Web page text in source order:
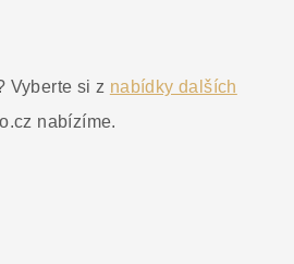
Vyberte si z nabídky dalších
nabízíme.